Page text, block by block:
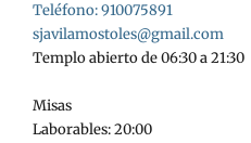
Teléfono: 910075891
sjavilamostoles@gmail.com
Templo abierto de 06:30 a 21:30
Misas
Laborables: 20:00